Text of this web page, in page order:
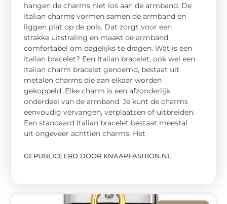
hangen de charms niet los aan de armband. De
Italian charms vormen samen de armband en
liggen plat op de pols. Dat zorgt voor een
strakke uitstraling en maakt de armband
comfortabel om dagelijks te dragen. Wat is een
Italian bracelet? Een Italian bracelet, ook wel een
Italian charm bracelet genoemd, bestaat uit
metalen charms die aan elkaar worden
gekoppeld. Elke charm is een afzonderlijk
onderdeel van de armband. Je kunt de charms
eenvoudig vervangen, verplaatsen of uitbreiden.
Een standaard Italian bracelet bestaat meestal
uit ongeveer achttien charms. Het
GEPUBLICEERD DOOR KNAAPFASHION.NL